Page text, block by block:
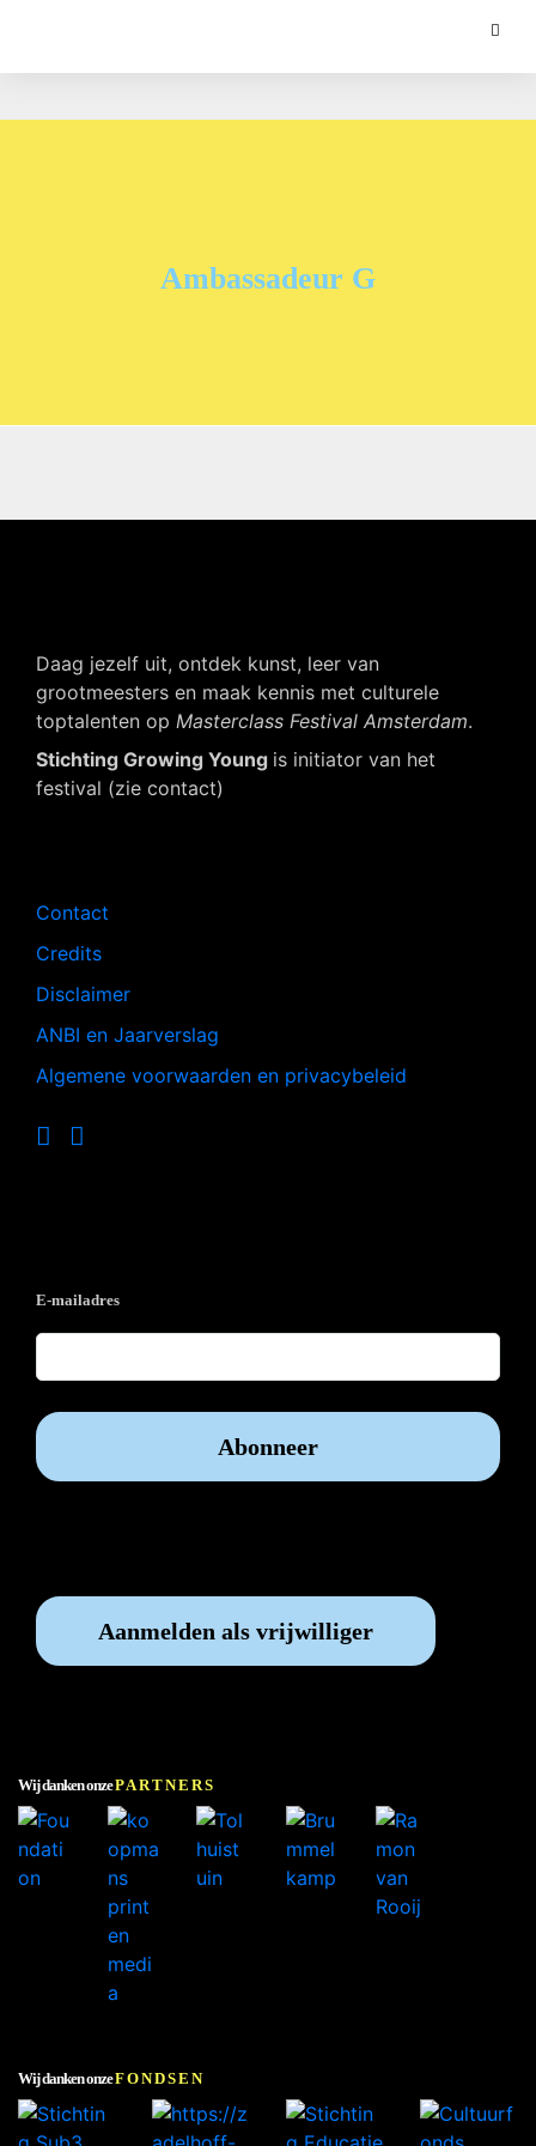
Ambassadeur G
Daag jezelf uit, ontdek kunst, leer van
grootmeesters en maak kennis met culturele
toptalenten op Masterclass Festival Amsterdam.
Stichting Growing Young is initiator van het
festival (zie contact)
Contact
Credits
Disclaimer
ANBI en Jaarverslag
Algemene voorwaarden en privacybeleid
E-mailadres
Aanmelden als vrijwilliger
Wij danken onzePARTNERS
Wij danken onzeFONDSEN